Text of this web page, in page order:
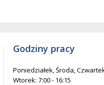
Godziny pracy
Poniedziałek, Środa,
Wtorek: 7:00 - 16:15